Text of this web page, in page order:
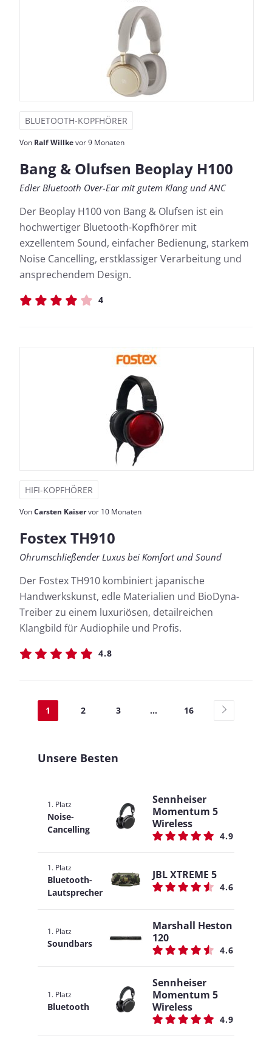
BLUETOOTH-KOPFHÖRER
Von Ralf Willkevor 9 Monaten
Bang & Olufsen Beoplay H100
Edler Bluetooth Over-Ear mit gutem Klang und ANC
Der Beoplay H100 von Bang & Olufsen ist ein
hochwertiger Bluetooth-Kopfhörer mit
exzellentem Sound, einfacher Bedienung, starkem
Noise Cancelling, erstklassiger Verarbeitung und
ansprechendem Design.
4
HIFI-KOPFHÖRER
VonCarsten Kaiservor 10 Monaten
Fostex TH910
Ohrumschließender Luxus bei Komfort und Sound
Der Fostex TH910 kombiniert japanische
Handwerkskunst, edle Materialien und BioDyna-
Treiber zu einem luxuriösen, detailreichen
Klangbild für Audiophile und Profis.
4.8
1 2 3 ... 16
Unsere Besten
1. Platz
Noise-
Cancelling
Sennheiser
Momentum 5
Wireless
4.9
1. Platz
Bluetooth-
Lautsprecher
JBL XTREME 5
4.6
1. Platz
Soundbars
Marshall Heston
120
4.6
1. Platz
Bluetooth
Sennheiser
Momentum 5
Wireless
4.9